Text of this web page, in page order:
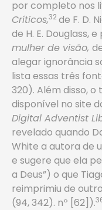
por completo nos
Críticos,32 de F. D.
de H. E. Douglass,
mulher de visão,
alegar ignorância
lista essas três
320). Além disso,
disponível no site
Digital Adventist
revelado quando
White a autora de
e sugere que ela
a Deus”) o que
reimprimiu de
(94, 342). nº [62]).